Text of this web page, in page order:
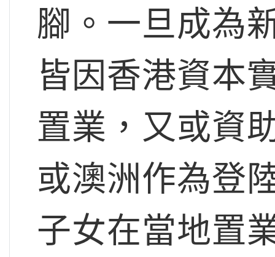
腳。一旦成為
皆因香港資本
置業，又或資
或澳洲作為登
子女在當地置